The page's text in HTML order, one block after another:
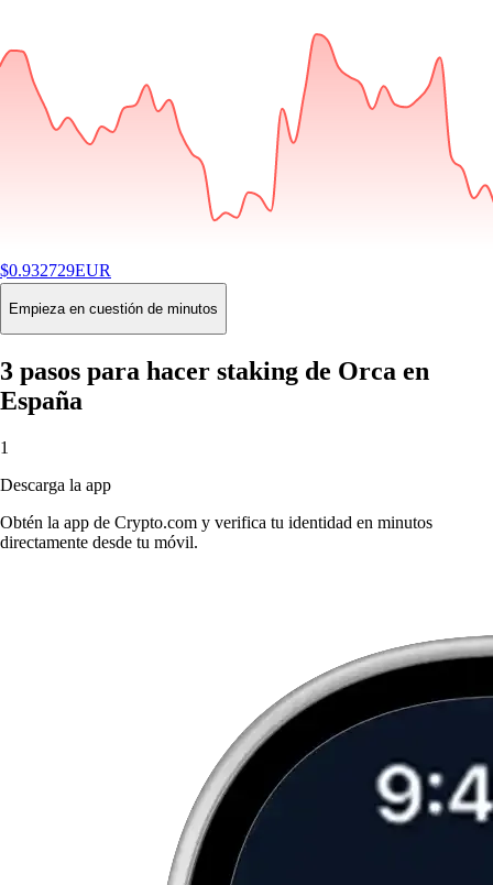
$0.932729EUR
-0.82%24H
Buy
Empieza en cuestión de minutos
3 pasos para hacer staking de Orca en
España
1
Descarga la app
Obtén la app de Crypto.com y verifica tu identidad en minutos
directamente desde tu móvil.